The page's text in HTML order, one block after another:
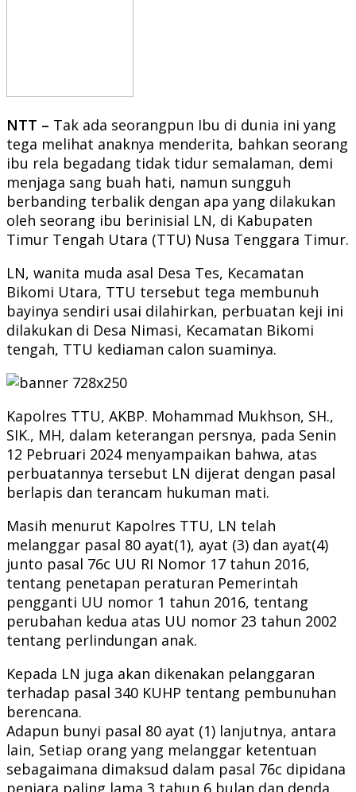
NTT – Tak ada seorangpun Ibu di dunia ini yang
tega melihat anaknya menderita, bahkan seorang
ibu rela begadang tidak tidur semalaman, demi
menjaga sang buah hati, namun sungguh
berbanding terbalik dengan apa yang dilakukan
oleh seorang ibu berinisial LN, di Kabupaten
Timur Tengah Utara (TTU) Nusa Tenggara Timur.
LN, wanita muda asal Desa Tes, Kecamatan
Bikomi Utara, TTU tersebut tega membunuh
bayinya sendiri usai dilahirkan, perbuatan keji ini
dilakukan di Desa Nimasi, Kecamatan Bikomi
tengah, TTU kediaman calon suaminya.
Kapolres TTU, AKBP. Mohammad Mukhson, SH.,
SIK., MH, dalam keterangan persnya, pada Senin
12 Pebruari 2024 menyampaikan bahwa, atas
perbuatannya tersebut LN dijerat dengan pasal
berlapis dan terancam hukuman mati.
Masih menurut Kapolres TTU, LN telah
melanggar pasal 80 ayat(1), ayat (3) dan ayat(4)
junto pasal 76c UU RI Nomor 17 tahun 2016,
tentang penetapan peraturan Pemerintah
pengganti UU nomor 1 tahun 2016, tentang
perubahan kedua atas UU nomor 23 tahun 2002
tentang perlindungan anak.
Kepada LN juga akan dikenakan pelanggaran
terhadap pasal 340 KUHP tentang pembunuhan
berencana.
Adapun bunyi pasal 80 ayat (1) lanjutnya, antara
lain, Setiap orang yang melanggar ketentuan
sebagaimana dimaksud dalam pasal 76c dipidana
penjara paling lama 3 tahun 6 bulan dan denda